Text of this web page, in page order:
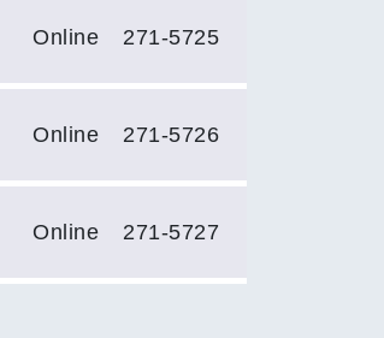
Online 271-5725
Online 271-5726
Online 271-5727